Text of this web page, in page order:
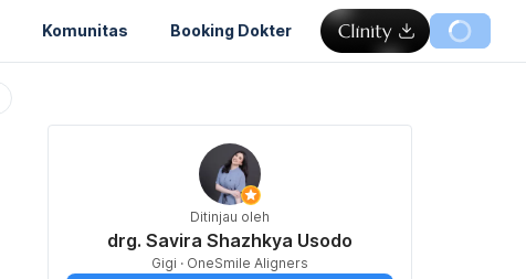
Komunitas Booking Dokter
Ditinjau oleh
drg. Savira Shazhkya Usodo
Gigi · OneSmile Aligners